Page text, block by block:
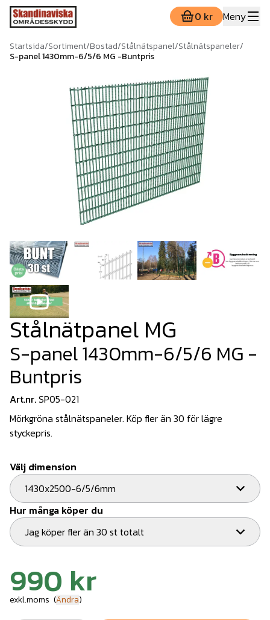
0 kr Meny
Startsida/Sortiment/Bostad/Stålnätspanel/Stålnätspaneler/
S-panel 1430mm-6/5/6 MG -Buntpris
Stålnätpanel MG
S-panel 1430mm-6/5/6 MG -
Buntpris
Art.nr.SP05-021
Mörkgröna stålnätspaneler. Köp fler än 30 för lägre
styckepris.
Välj dimension
1430x2500-6/5/6mm
Hur många köper du
Jag köper fler än 30 st totalt
990 kr
exkl.moms (Ändra)